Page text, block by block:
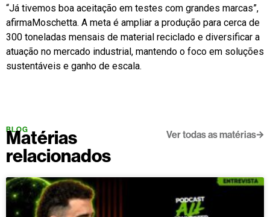
“Já tivemos boa aceitação em testes com grandes marcas”,
afirmaMoschetta. A meta é ampliar a produção para cerca de
300 toneladas mensais de material reciclado e diversificar a
atuação no mercado industrial, mantendo o foco em soluções
sustentáveis e ganho de escala.
BLOG
Matérias
relacionados
Ver todas as matérias